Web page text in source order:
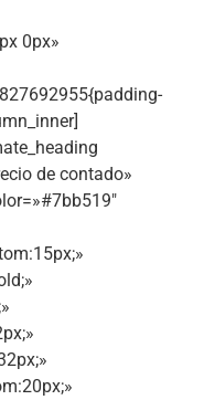
0px»
de contado»